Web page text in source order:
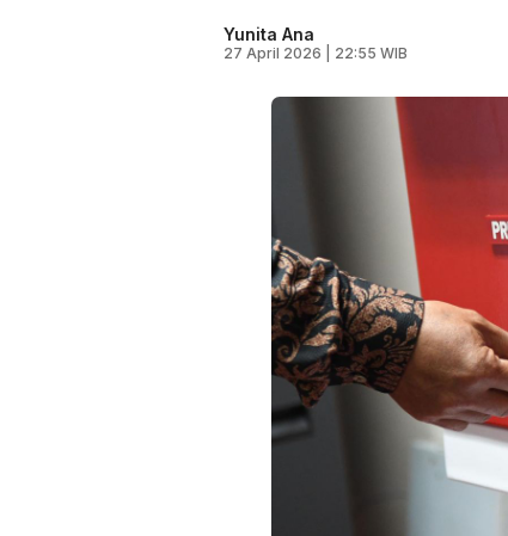
Yunita Ana
27 April 2026 | 22:55 WIB